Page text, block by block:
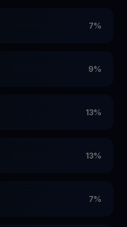
7%
9%
13%
13%
7%